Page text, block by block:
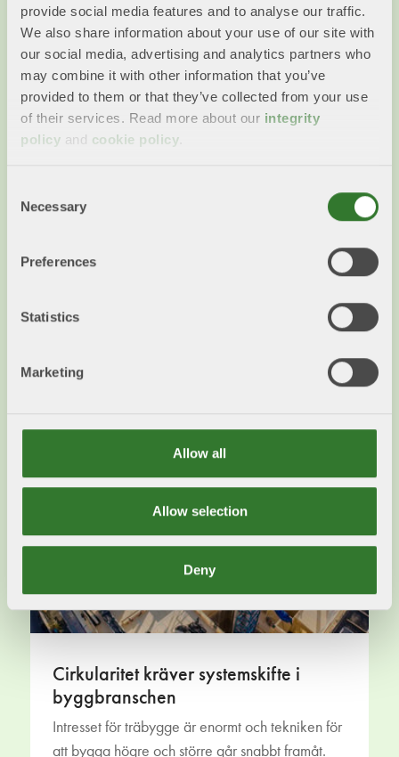
provide social media features and to analyse our traffic.
We also share information about your use of our site with
our social media, advertising and analytics partners who
may combine it with other information that you’ve
provided to them or that they’ve collected from your use
of their services. Read more about our integrity
policy and cookie policy
Selection
Necessary
Preferences
Statistics
Marketing
Allow all
Allow selection
Deny
Förpackningar i fokus i en mer
Konsumtionen måste minska och cirkulariteten
omställningen. Där ligger förpackningsindustrin i
Läs mer
Cirkularitet kräver systemskifte i
byggbranschen
Intresset för träbygge är enormt och tekniken för
att bygga högre och större går snabbt framåt.